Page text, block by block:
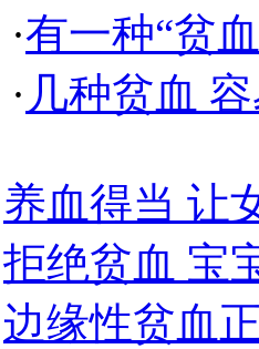
·有一种“贫
· 几种贫血
养血得当 让
拒绝贫血 宝
边缘性贫血